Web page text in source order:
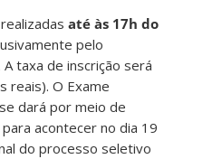
até às 17h do
pelo
. A taxa de inscrição será
reais). O Exame
dará por meio de
acontecer no dia 19
do processo seletivo